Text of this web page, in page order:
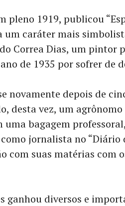
pleno 1919, publicou
caráter mais
Correa Dias, um pintor
de 1935 por sofrer de
novamente depois de
desta vez, um
uma bagagem
jornalista no “Diário
com suas matérias com
ganhou diversos e